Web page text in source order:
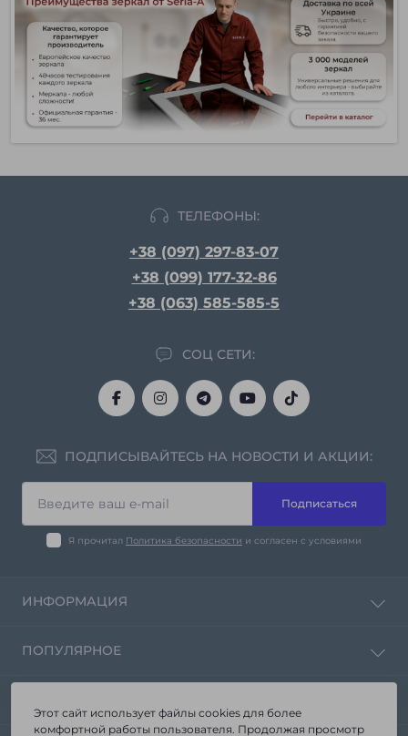
ТЕЛЕФОНЫ:
+38 (097) 297-83-07
+38 (099) 177-32-86
+38 (063) 585-585-5
СОЦ СЕТИ:
ПОДПИСЫВАЙТЕСЬ НА НОВОСТИ И АКЦИИ:
Подписаться
Я прочитал Политика безопасности и согласен с условиями
ИНФОРМАЦИЯ
Контакты
Возврат товара
Производители
ПОПУЛЯРНОЕ
Зеркала от производителя «Seria-A»
Корпусная мебель
Мебель в ванную комнату
Этот сайт использует файлы cookies для более
комфортной работы пользователя. Продолжая просмотр